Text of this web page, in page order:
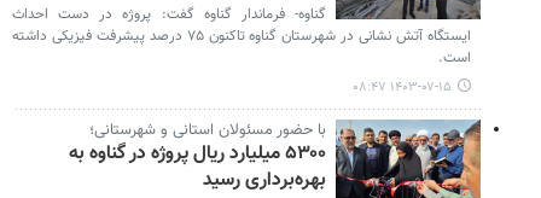
گناوه- فرماندار گناوه گفت: پروژه در دست احداث
ایستگاه آتش نشانی در شهرستان گناوه تاکنون ۷۵ درصد پیشرفت فیزیکی داشته
است.
۱۴۰۳-۰۷-۱۵ ۰۸:۴۷
با حضور مسئولان استانی و شهرستانی؛
۵۳۰۰ میلیارد ریال پروژه در گناوه به
بهره‌برداری رسید